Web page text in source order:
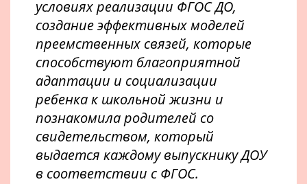
условиях реализации ФГОС ДО,
создание эффективных моделей
преемственных связей, которые
способствуют благоприятной
адаптации и социализации
ребенка к школьной жизни и
познакомила родителей со
свидетельством, который
выдается каждому выпускнику ДОУ
в соответствии с ФГОС.